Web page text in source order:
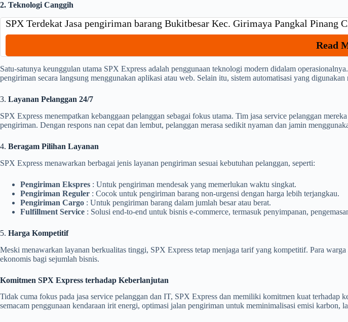
2. Teknologi Canggih
SPX Terdekat Jasa pengiriman barang Bukitbesar Kec. Girimaya Pangkal Pinang
Read
Satu-satunya keunggulan utama SPX Express adalah penggunaan teknologi modern didalam
pengiriman secara langsung menggunakan aplikasi atau web. Selain itu, sistem automatisasi yang
3. Layanan Pelanggan 24/7
SPX Express menempatkan kebanggaan pelanggan sebagai fokus utama. Tim jasa service pelanggan
pengiriman. Dengan respons nan cepat dan lembut, pelanggan merasa sedikit nyaman dan jamin
4. Beragam Pilihan Layanan
SPX Express menawarkan berbagai jenis layanan pengiriman sesuai kebutuhan pelanggan, seperti:
Pengiriman Ekspres : Untuk pengiriman mendesak yang memerlukan waktu singkat.
Pengiriman Reguler : Cocok untuk pengiriman barang non-urgensi dengan harga lebih terjangkau.
Pengiriman Cargo : Untuk pengiriman barang dalam jumlah besar atau berat.
Fulfillment Service : Solusi end-to-end untuk bisnis e-commerce, termasuk penyimpanan,
5. Harga Kompetitif
Meski menawarkan layanan berkualitas tinggi, SPX Express tetap menjaga tarif yang kompetitif. Para
ekonomis bagi sejumlah bisnis.
Komitmen SPX Express terhadap Keberlanjutan
Tidak cuma fokus pada jasa service pelanggan dan IT, SPX Express dan memiliki komitmen kuat
semacam penggunaan kendaraan irit energi, optimasi jalan pengiriman untuk meminimalisasi emisi karbon,